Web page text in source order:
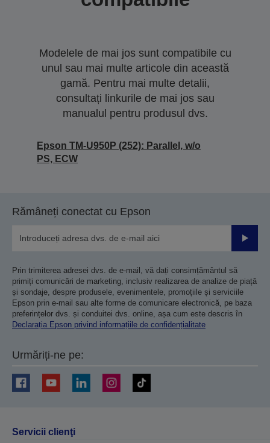
Modelele de mai jos sunt compatibile cu
unul sau mai multe articole din această
gamă. Pentru mai multe detalii,
consultați linkurile de mai jos sau
manualul pentru produsul dvs.
Epson TM-U950P (252): Parallel, w/o
PS, ECW
Rămâneți conectat cu Epson
Prin trimiterea adresei dvs. de e-mail, vă dați consimțământul să
primiți comunicări de marketing, inclusiv realizarea de analize de piață
și sondaje, despre produsele, evenimentele, promoțiile și serviciile
Epson prin e-mail sau alte forme de comunicare electronică, pe baza
preferințelor dvs. și conduitei dvs. online, așa cum este descris în
Declarația Epson privind informațiile de confidențialitate
Urmăriți-ne pe:
Servicii clienţi